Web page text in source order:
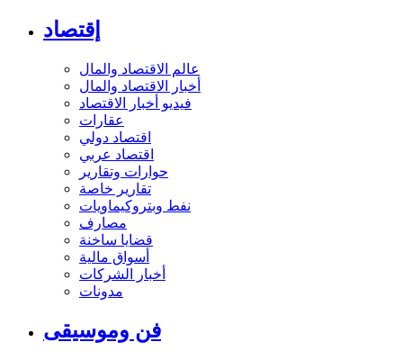
إقتصاد
عالم الاقتصاد والمال
أخبار الاقتصاد والمال
فيديو أخبار الاقتصاد
عقارات
اقتصاد دولي
اقتصاد عربي
حوارات وتقارير
تقارير خاصة
نفط وبتروكيماويات
مصارف
قضايا ساخنة
أسواق مالية
أخبار الشركات
مدونات
فن وموسيقى